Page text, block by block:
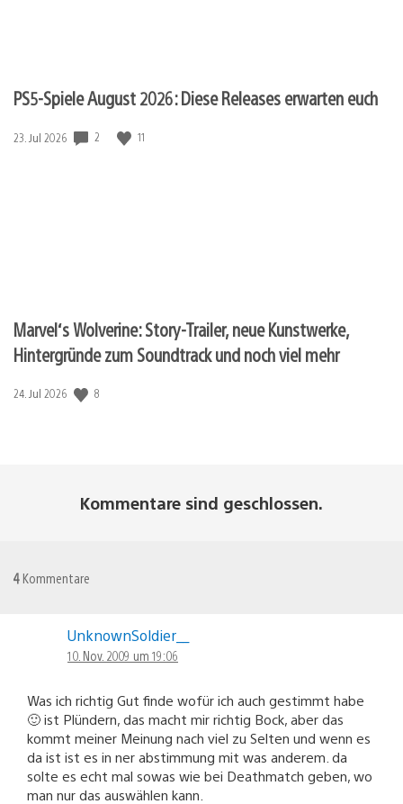
PS5-Spiele August 2026: Diese Releases erwarten euch
Veröffentlichungsdatum:
23. Jul 2026 2 11
Marvel‘s Wolverine: Story-Trailer, neue Kunstwerke,
Hintergründe zum Soundtrack und noch viel mehr
Veröffentlichungsdatum:
24. Jul 2026 8
Kommentare sind geschlossen.
4 Kommentare
UnknownSoldier__
10. Nov. 2009 um 19:06
Was ich richtig Gut finde wofür ich auch gestimmt habe
🙂 ist Plündern, das macht mir richtig Bock, aber das
kommt meiner Meinung nach viel zu Selten und wenn es
da ist ist es in ner abstimmung mit was anderem. da
solte es echt mal sowas wie bei Deathmatch geben, wo
man nur das auswählen kann.